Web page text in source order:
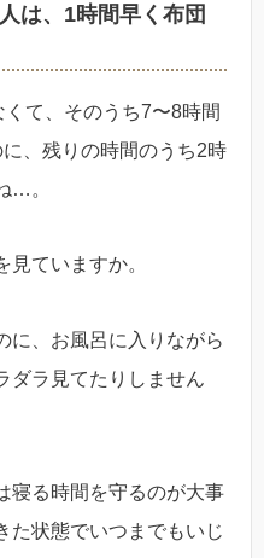
は、1時間早く布団
て、そのうち7〜8時間
、残りの時間のうち2時
…。
ていますか。
に、お風呂に入りながら
ダラ見てたりしません
寝る時間を守るのが大事
た状態でいつまでもいじ